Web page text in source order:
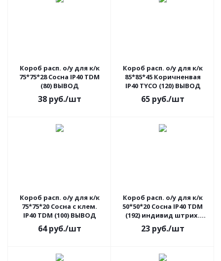
Короб расп. о/у для к/к
75*75*28 Сосна IP40 TDM
(80) ВЫВОД
38руб./шт
Короб расп. о/у для к/к
85*85*45 Коричненвая
IP40 TYCO (120) ВЫВОД
65руб./шт
Короб расп. о/у для к/к
75*75*20 Сосна с клем.
IP40 TDM (100) ВЫВОД
64руб./шт
Короб расп. о/у для к/к
50*50*20 Сосна IP40 TDM
(192) индивид штрих.
ВЫВОД
23руб./шт